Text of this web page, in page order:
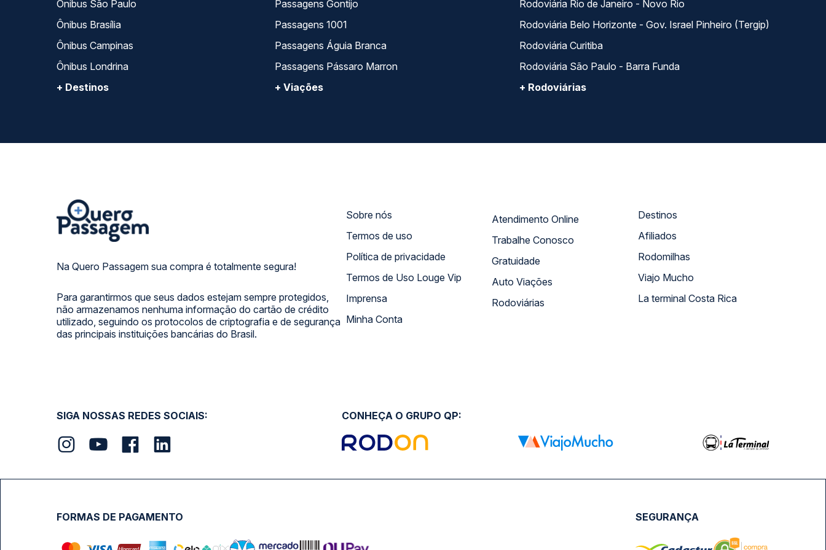
Ônibus São Paulo
Ônibus Brasília
Ônibus Campinas
Ônibus Londrina
+ Destinos
Passagens Gontijo
Passagens 1001
Passagens Águia Branca
Passagens Pássaro Marron
+ Viações
Rodoviária Rio de Janeiro - Novo Rio
Rodoviária Belo Horizonte - Gov. Israel Pinheiro (Tergip)
Rodoviária Curitiba
Rodoviária São Paulo - Barra Funda
+ Rodoviárias
Na Quero Passagem sua compra é totalmente segura!
Para garantirmos que seus dados estejam sempre protegidos,
não armazenamos nenhuma informação do cartão de crédito
utilizado, seguindo os protocolos de criptografia e de segurança
das principais instituições bancárias do Brasil.
Sobre nós
Termos de uso
Política de privacidade
Termos de Uso Louge Vip
Imprensa
Minha Conta
Atendimento Online
Trabalhe Conosco
Gratuidade
Auto Viações
Rodoviárias
Destinos
Afiliados
Rodomilhas
Viajo Mucho
La terminal Costa Rica
SIGA NOSSAS REDES SOCIAIS: CONHEÇA O GRUPO QP:
FORMAS DE PAGAMENTO SEGURANÇA